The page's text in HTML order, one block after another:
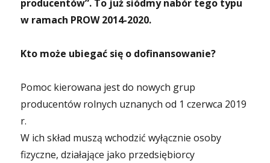
producentów”. To już siódmy nabór tego typu
w ramach PROW 2014-2020.
Kto może ubiegać się o dofinansowanie?
Pomoc kierowana jest do nowych grup
producentów rolnych uznanych od 1 czerwca 2019
r.
W ich skład muszą wchodzić wyłącznie osoby
fizyczne, działające jako przedsiębiorcy